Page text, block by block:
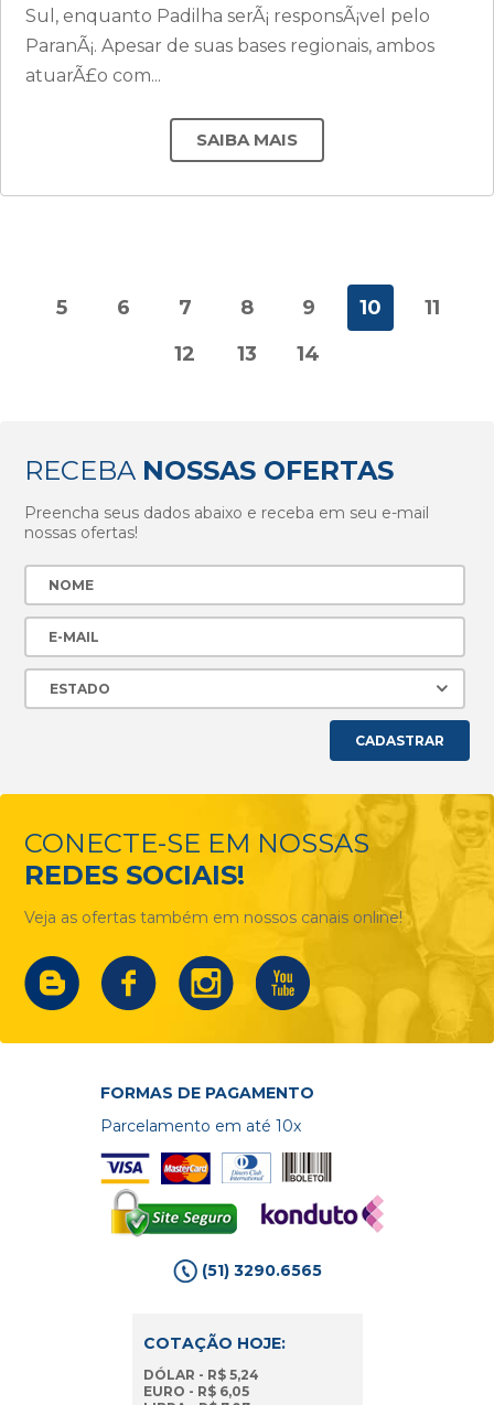
Sul, enquanto Padilha serÃ¡ responsÃ¡vel pelo
ParanÃ¡. Apesar de suas bases regionais, ambos
atuarÃ£o com...
SAIBA MAIS
5 6 7 8 9 10
11
12
13 14
RECEBA NOSSAS OFERTAS
Preencha seus dados abaixo e receba em seu e-mail
nossas ofertas!
CADASTRAR
CONECTE-SE EM NOSSAS
REDES SOCIAIS!
Veja as ofertas também em nossos canais online!
FORMAS DE PAGAMENTO
Parcelamento em até 10x
(51) 3290.6565
COTAÇÃO HOJE:
DÓLAR - R$ 5,24
EURO - R$ 6,05